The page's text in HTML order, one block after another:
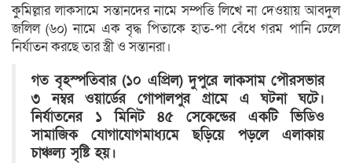
কুমিল্লার লাকসামে সন্তানদের নামে সম্পত্তি লিখে না দেওয়ায় আবদুল
জলিল (৬০) নামে এক বৃদ্ধ পিতাকে হাত-পা বেঁধে গরম পানি ঢেলে
নির্যাতন করছে তার স্ত্রী ও সন্তানরা।
গত বৃহস্পতিবার (১০ এপ্রিল) দুপুরে লাকসাম পৌরসভার
৩ নম্বর ওয়ার্ডের গোপালপুর গ্রামে এ ঘটনা ঘটে।
নির্যাতনের ১ মিনিট ৪৫ সেকেন্ডের একটি ভিডিও
সামাজিক যোগাযোগমাধ্যমে ছড়িয়ে পড়লে এলাকায়
চাঞ্চল্য সৃষ্টি হয়।